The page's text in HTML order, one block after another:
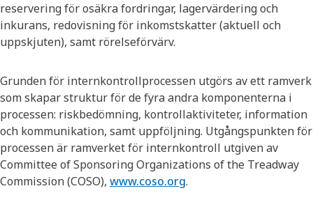
reservering för osäkra fordringar, lagervärdering och
inkurans, redovisning för inkomstskatter (aktuell och
uppskjuten), samt rörelseförvärv.
Grunden för internkontrollprocessen utgörs av ett ramverk
som skapar struktur för de fyra andra komponenterna i
processen: riskbedömning, kontrollaktiviteter, information
och kommunikation, samt uppföljning. Utgångspunkten för
processen är ramverket för internkontroll utgiven av
Committee of Sponsoring Organizations of the Treadway
Commission (COSO), www.coso.org.